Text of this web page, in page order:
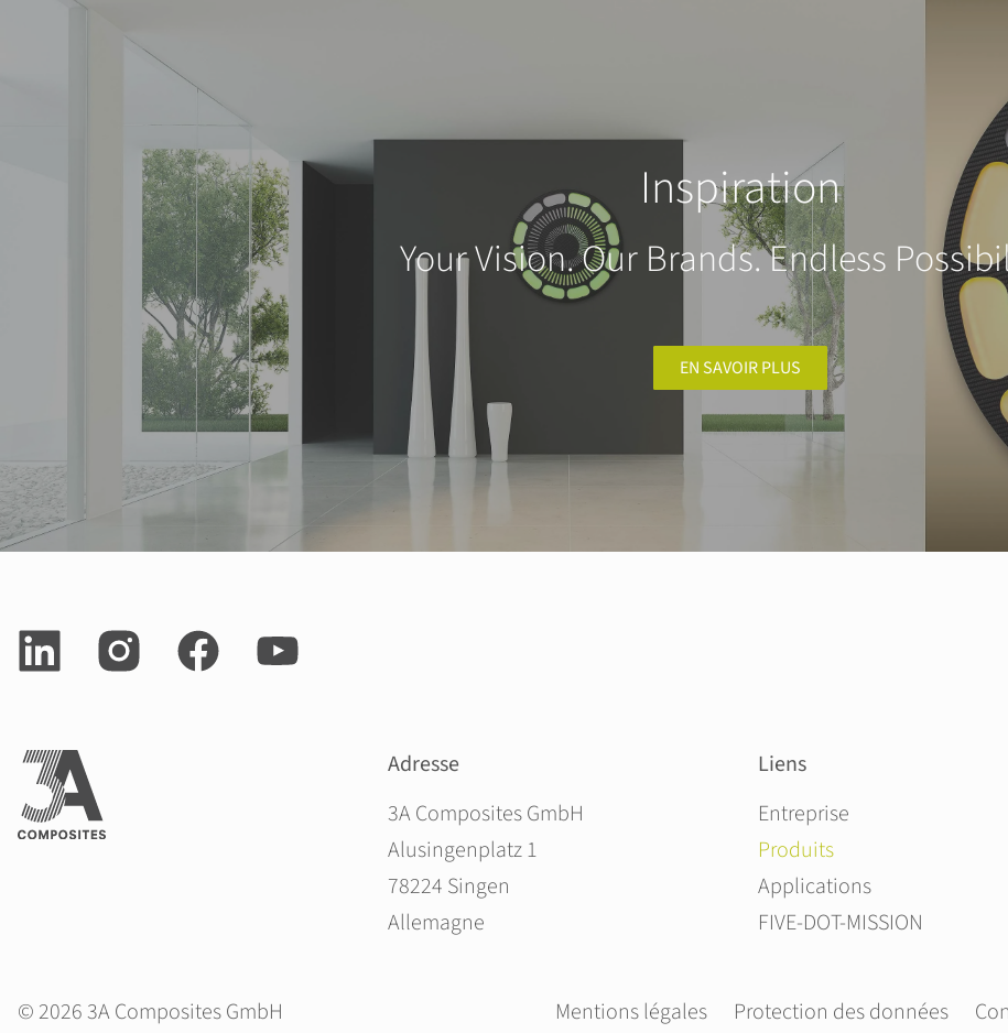
Inspiration
Your Vision. Our Brands. Endless
EN SAVOIR PLUS
Adresse
3A Composites GmbH
Alusingenplatz 1
78224 Singen
Allemagne
Liens
Aller au contenu
Entreprise
Produits
Applications
FIVE-DOT-MISSION
© 2026 3A Composites GmbH Aller au contenu
Mentions légales Protection des données